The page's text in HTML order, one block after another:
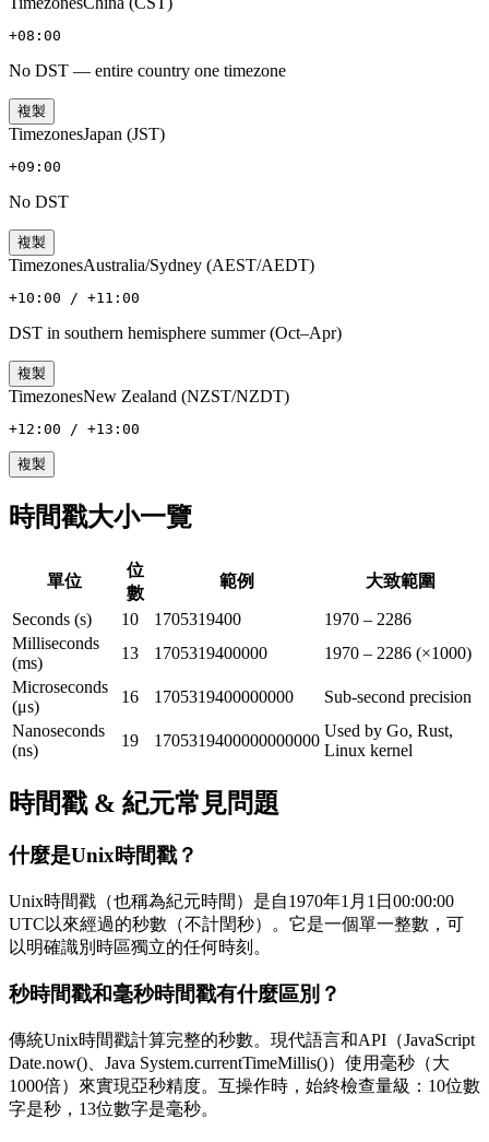
+08:00
No DST — entire country one timezone
複製
TimezonesJapan (JST)
+09:00
No DST
複製
TimezonesAustralia/Sydney (AEST/AEDT)
+10:00 / +11:00
DST in southern hemisphere summer (Oct–Apr)
複製
TimezonesNew Zealand (NZST/NZDT)
+12:00 / +13:00
複製
時間戳大小一覽
單位
位
數
範例 大致範圍
Seconds (s) 10 1705319400
1970 – 2286
Milliseconds
(ms)
13 1705319400000
1970 – 2286 (×1000)
Microseconds
(μs)
16 1705319400000000
Sub-second precision
Nanoseconds
(ns)
19 1705319400000000000
Used by Go, Rust,
Linux kernel
時間戳 & 紀元常見問題
什麼是Unix時間戳？
Unix時間戳（也稱為紀元時間）是自1970年1月1日00:00:00
UTC以來經過的秒數（不計閏秒）。它是一個單一整數，可
以明確識別時區獨立的任何時刻。
秒時間戳和毫秒時間戳有什麼區別？
傳統Unix時間戳計算完整的秒數。現代語言和API（JavaScript
Date.now()、Java System.currentTimeMillis()）使用毫秒（大
1000倍）來實現亞秒精度。互操作時，始終檢查量級：10位數
字是秒，13位數字是毫秒。